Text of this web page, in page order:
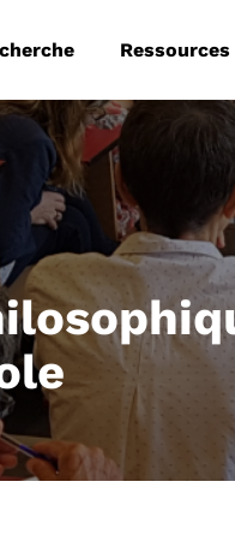
Ressources